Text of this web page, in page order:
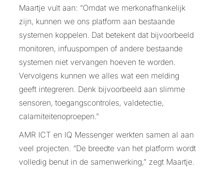
Maartje vult aan: “Omdat we merkonafhankelijk
zijn, kunnen we ons platform aan bestaande
systemen koppelen. Dat betekent dat bijvoorbeeld
monitoren, infuuspompen of andere bestaande
systemen niet vervangen hoeven te worden.
Vervolgens kunnen we alles wat een melding
geeft integreren. Denk bijvoorbeeld aan slimme
sensoren, toegangscontroles, valdetectie,
calamiteitenoproepen.”
AMR ICT en IQ Messenger werkten samen al aan
veel projecten. “De breedte van het platform wordt
volledig benut in de samenwerking,” zegt Maartje.